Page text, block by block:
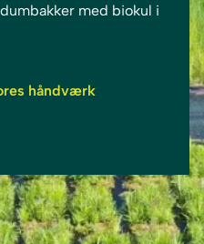
med biokul i
håndværk